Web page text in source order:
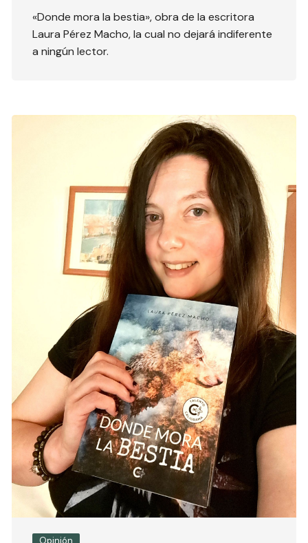
«Donde mora la bestia», obra de la escritora
Laura Pérez Macho, la cual no dejará indiferente
a ningún lector.
Opinión